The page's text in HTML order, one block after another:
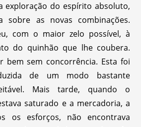
exploração do espírito absoluto,
sobre as novas combinações.
com o maior zelo possível, à
do quinhão que lhe coubera.
bem sem concorrência. Esta foi
de um modo bastante
Mais tarde, quando o
saturado e a mercadoria, a
os esforços, não encontrava